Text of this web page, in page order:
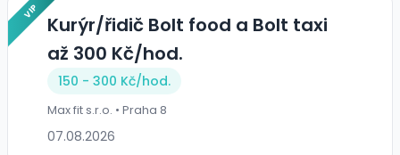
VIP
Kurýr/řidič Bolt food a Bolt taxi
až 300 Kč/hod.
150 - 300 Kč/hod.
Max fit s.r.o. • Praha 8
07.08.2026